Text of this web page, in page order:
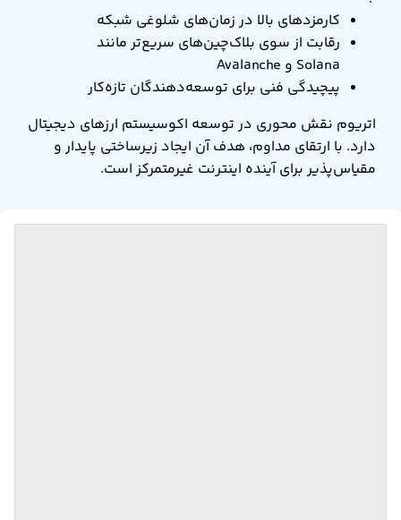
کارمزدهای بالا در زمان‌های شلوغی شبکه
رقابت از سوی بلاک‌چین‌های سریع‌تر مانند
Solana و Avalanche
پیچیدگی فنی برای توسعه‌دهندگان تازه‌کار
اتریوم نقش محوری در توسعه اکوسیستم ارزهای دیجیتال
دارد. با ارتقای مداوم، هدف آن ایجاد زیرساختی پایدار و
مقیاس‌پذیر برای آینده اینترنت غیرمتمرکز است.